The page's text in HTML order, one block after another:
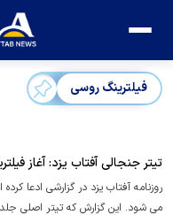
فیلترینگ روسی
تیتر جنجالی آفتاب یزد: آغاز
روزنامه آفتاب یزد در گزارشی ادعا
می شود. این گزارش که تیتر اصلی